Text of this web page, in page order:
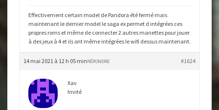
Effectivement certain model de Pandora été fermé mais
maintenant le dernier model le saga ex permet d intégrées ces
propres roms et même de connecter 2 autres manettes pour jouer
à des jeux à 4 et ils ont même intégrées le wifi dessus maintenant.
14 mai 2021 à 12 h 05 min #1624
RÉPONDRE
Xav
Invité